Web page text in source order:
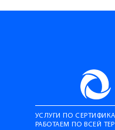
УСЛУГИ ПО
РАБОТАЕМ ПО ВСЕЙ